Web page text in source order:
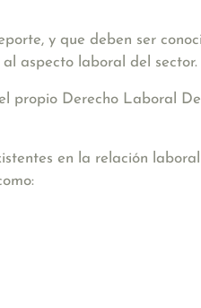
y que deben ser
aspecto laboral del sector.
propio Derecho Laboral
en la relación